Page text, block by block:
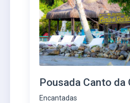
Pousada Canto da
Encantadas